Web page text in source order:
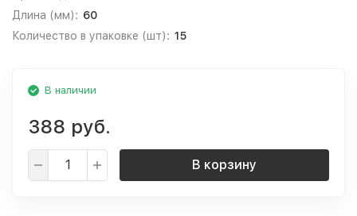
Длина (мм): 60
Количество в упаковке (шт): 15
В наличии
388 руб.
В корзину